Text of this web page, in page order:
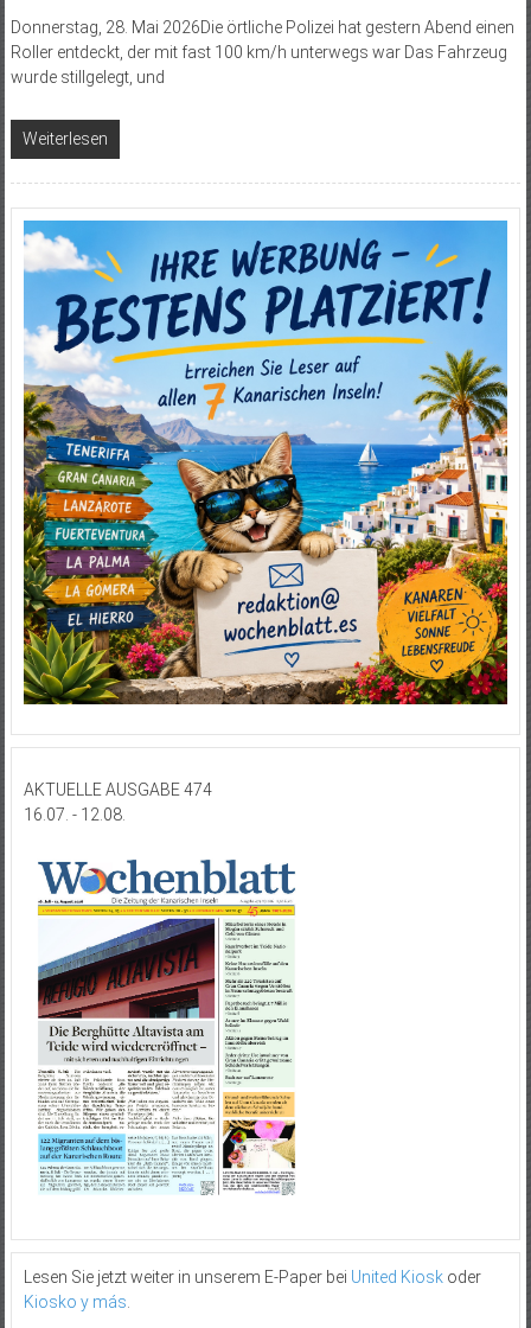
Donnerstag, 28. Mai 2026Die örtliche Polizei hat gestern Abend einen
Roller entdeckt, der mit fast 100 km/h unterwegs war Das Fahrzeug
wurde stillgelegt, und
Weiterlesen
AKTUELLE AUSGABE 474
16.07. - 12.08.
Lesen Sie jetzt weiter in unserem E-Paper bei United Kioskoder
Kiosko y más.